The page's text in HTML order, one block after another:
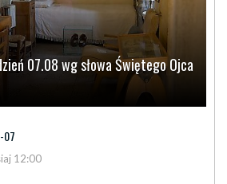
07.08 wg słowa Świętego Ojca
07
12:00